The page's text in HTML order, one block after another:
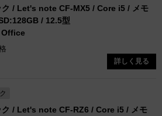
CF-MX5 / Core i5 / メモ
/ 12.5型
詳しく見る
ク / Let's note CF-RZ6 / Core i5 / メモ